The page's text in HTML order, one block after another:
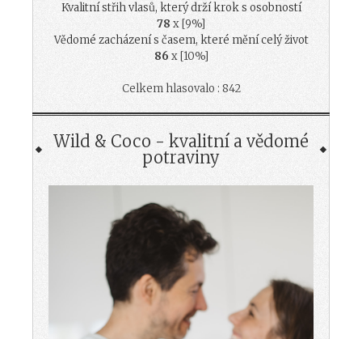
Kvalitní střih vlasů, který drží krok s osobností
78 x [9%]
Vědomé zacházení s časem, které mění celý život
86 x [10%]
Celkem hlasovalo : 842
Wild & Coco - kvalitní a vědomé
potraviny